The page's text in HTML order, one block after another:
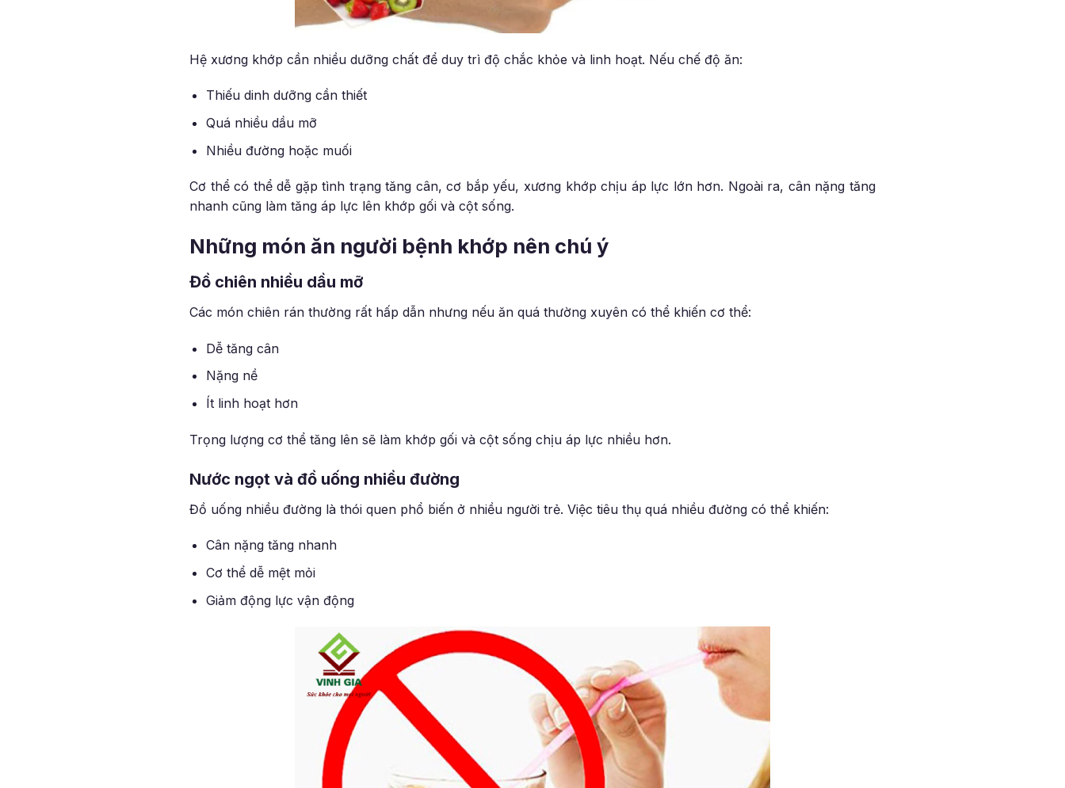
Hệ xương khớp cần nhiều dưỡng chất để duy trì độ chắc khỏe và linh hoạt. Nếu chế độ ăn:
Thiếu dinh dưỡng cần thiết
Quá nhiều dầu mỡ
Nhiều đường hoặc muối
Cơ thể có thể dễ gặp tình trạng tăng cân, cơ bắp yếu, xương khớp chịu áp lực lớn hơn. Ngoài ra, cân nặng tăng
nhanh cũng làm tăng áp lực lên khớp gối và cột sống.
Những món ăn người bệnh khớp nên chú ý
Đồ chiên nhiều dầu mỡ
Các món chiên rán thường rất hấp dẫn nhưng nếu ăn quá thường xuyên có thể khiến cơ thể:
Dễ tăng cân
Nặng nề
Ít linh hoạt hơn
Trọng lượng cơ thể tăng lên sẽ làm khớp gối và cột sống chịu áp lực nhiều hơn.
Nước ngọt và đồ uống nhiều đường
Đồ uống nhiều đường là thói quen phổ biến ở nhiều người trẻ. Việc tiêu thụ quá nhiều đường có thể khiến:
Cân nặng tăng nhanh
Cơ thể dễ mệt mỏi
Giảm động lực vận động